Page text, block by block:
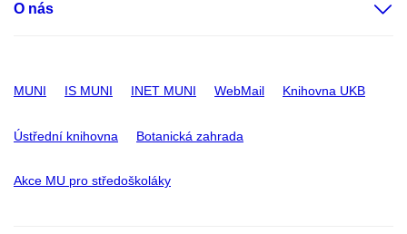
O nás
MUNI IS MUNI INET MUNI WebMail Knihovna UKB
Ústřední knihovna Botanická zahrada
Akce MU pro středoškoláky